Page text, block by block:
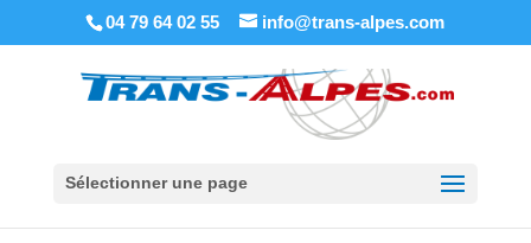
04 79 64 02 55 info@trans-alpes.com
Sélectionner une page